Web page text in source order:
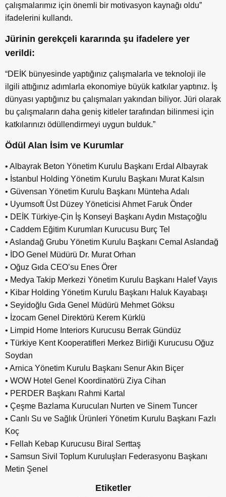
çalışmalarımız için önemli bir motivasyon kaynağı oldu”
ifadelerini kullandı.
Jürinin gerekçeli kararında şu ifadelere yer
verildi:
“DEİK bünyesinde yaptığınız çalışmalarla ve teknoloji ile
ilgili attığınız adımlarla ekonomiye büyük katkılar yaptınız. İş
dünyası yaptığınız bu çalışmaları yakından biliyor. Jüri olarak
bu çalışmaların daha geniş kitleler tarafından bilinmesi için
katkılarınızı ödüllendirmeyi uygun bulduk.”
Ödül Alan İsim ve Kurumlar
• Albayrak Beton Yönetim Kurulu Başkanı Erdal Albayrak
• İstanbul Holding Yönetim Kurulu Başkanı Murat Kalsın
• Güvensan Yönetim Kurulu Başkanı Münteha Adalı
• Uyumsoft Üst Düzey Yöneticisi Ahmet Faruk Önder
• DEİK Türkiye-Çin İş Konseyi Başkanı Aydın Mıstaçoğlu
• Caddem Eğitim Kurumları Kurucusu Burç Tel
• Aslandağ Grubu Yönetim Kurulu Başkanı Cemal Aslandağ
• İDO Genel Müdürü Dr. Murat Orhan
• Oğuz Gıda CEO’su Enes Örer
• Medya Takip Merkezi Yönetim Kurulu Başkanı Halef Vayıs
• Kibar Holding Yönetim Kurulu Başkanı Haluk Kayabaşı
• Seyidoğlu Gıda Genel Müdürü Mehmet Göksu
• İzocam Genel Direktörü Kerem Kürklü
• Limpid Home Interiors Kurucusu Berrak Gündüz
• Türkiye Kent Kooperatifleri Merkez Birliği Kurucusu Oğuz
Soydan
• Arnica Yönetim Kurulu Başkanı Senur Akın Biçer
• WOW Hotel Genel Koordinatörü Ziya Cihan
• PERDER Başkanı Rahmi Kartal
• Çeşme Bazlama Kurucuları Nurten ve Sinem Tuncer
• Canlı Su ve Sağlık Ürünleri Yönetim Kurulu Başkanı Fazlı
Koç
• Fellah Kebap Kurucusu Biral Serttaş
• Samsun Sivil Toplum Kuruluşları Federasyonu Başkanı
Metin Şenel
Etiketler